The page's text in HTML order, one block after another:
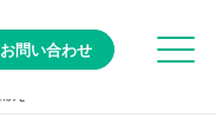
お問い合わせ